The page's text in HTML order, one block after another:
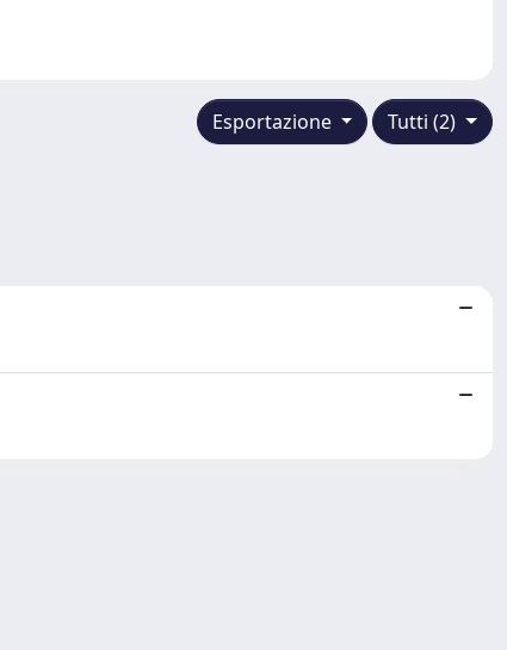
Tutti (2)
Esportazione